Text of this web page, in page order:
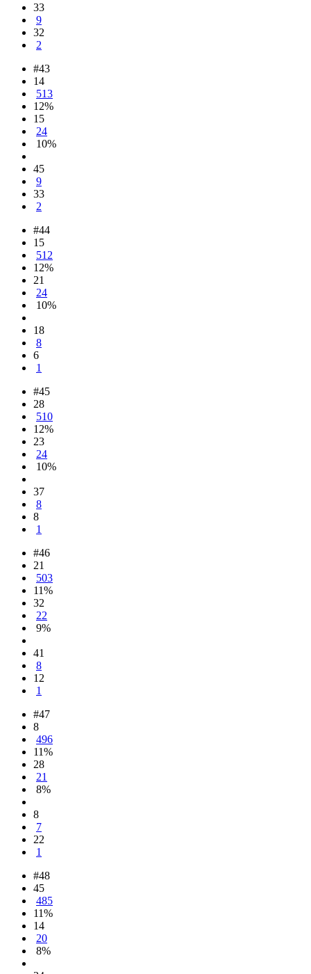
33
9
32
2
#43
14
513
12%
15
24
10%
45
9
33
2
#44
15
512
12%
21
24
10%
18
8
6
1
#45
28
510
12%
23
24
10%
37
8
8
1
#46
21
503
11%
32
22
9%
41
8
12
1
#47
8
496
11%
28
21
8%
8
7
22
1
#48
45
485
11%
14
20
8%